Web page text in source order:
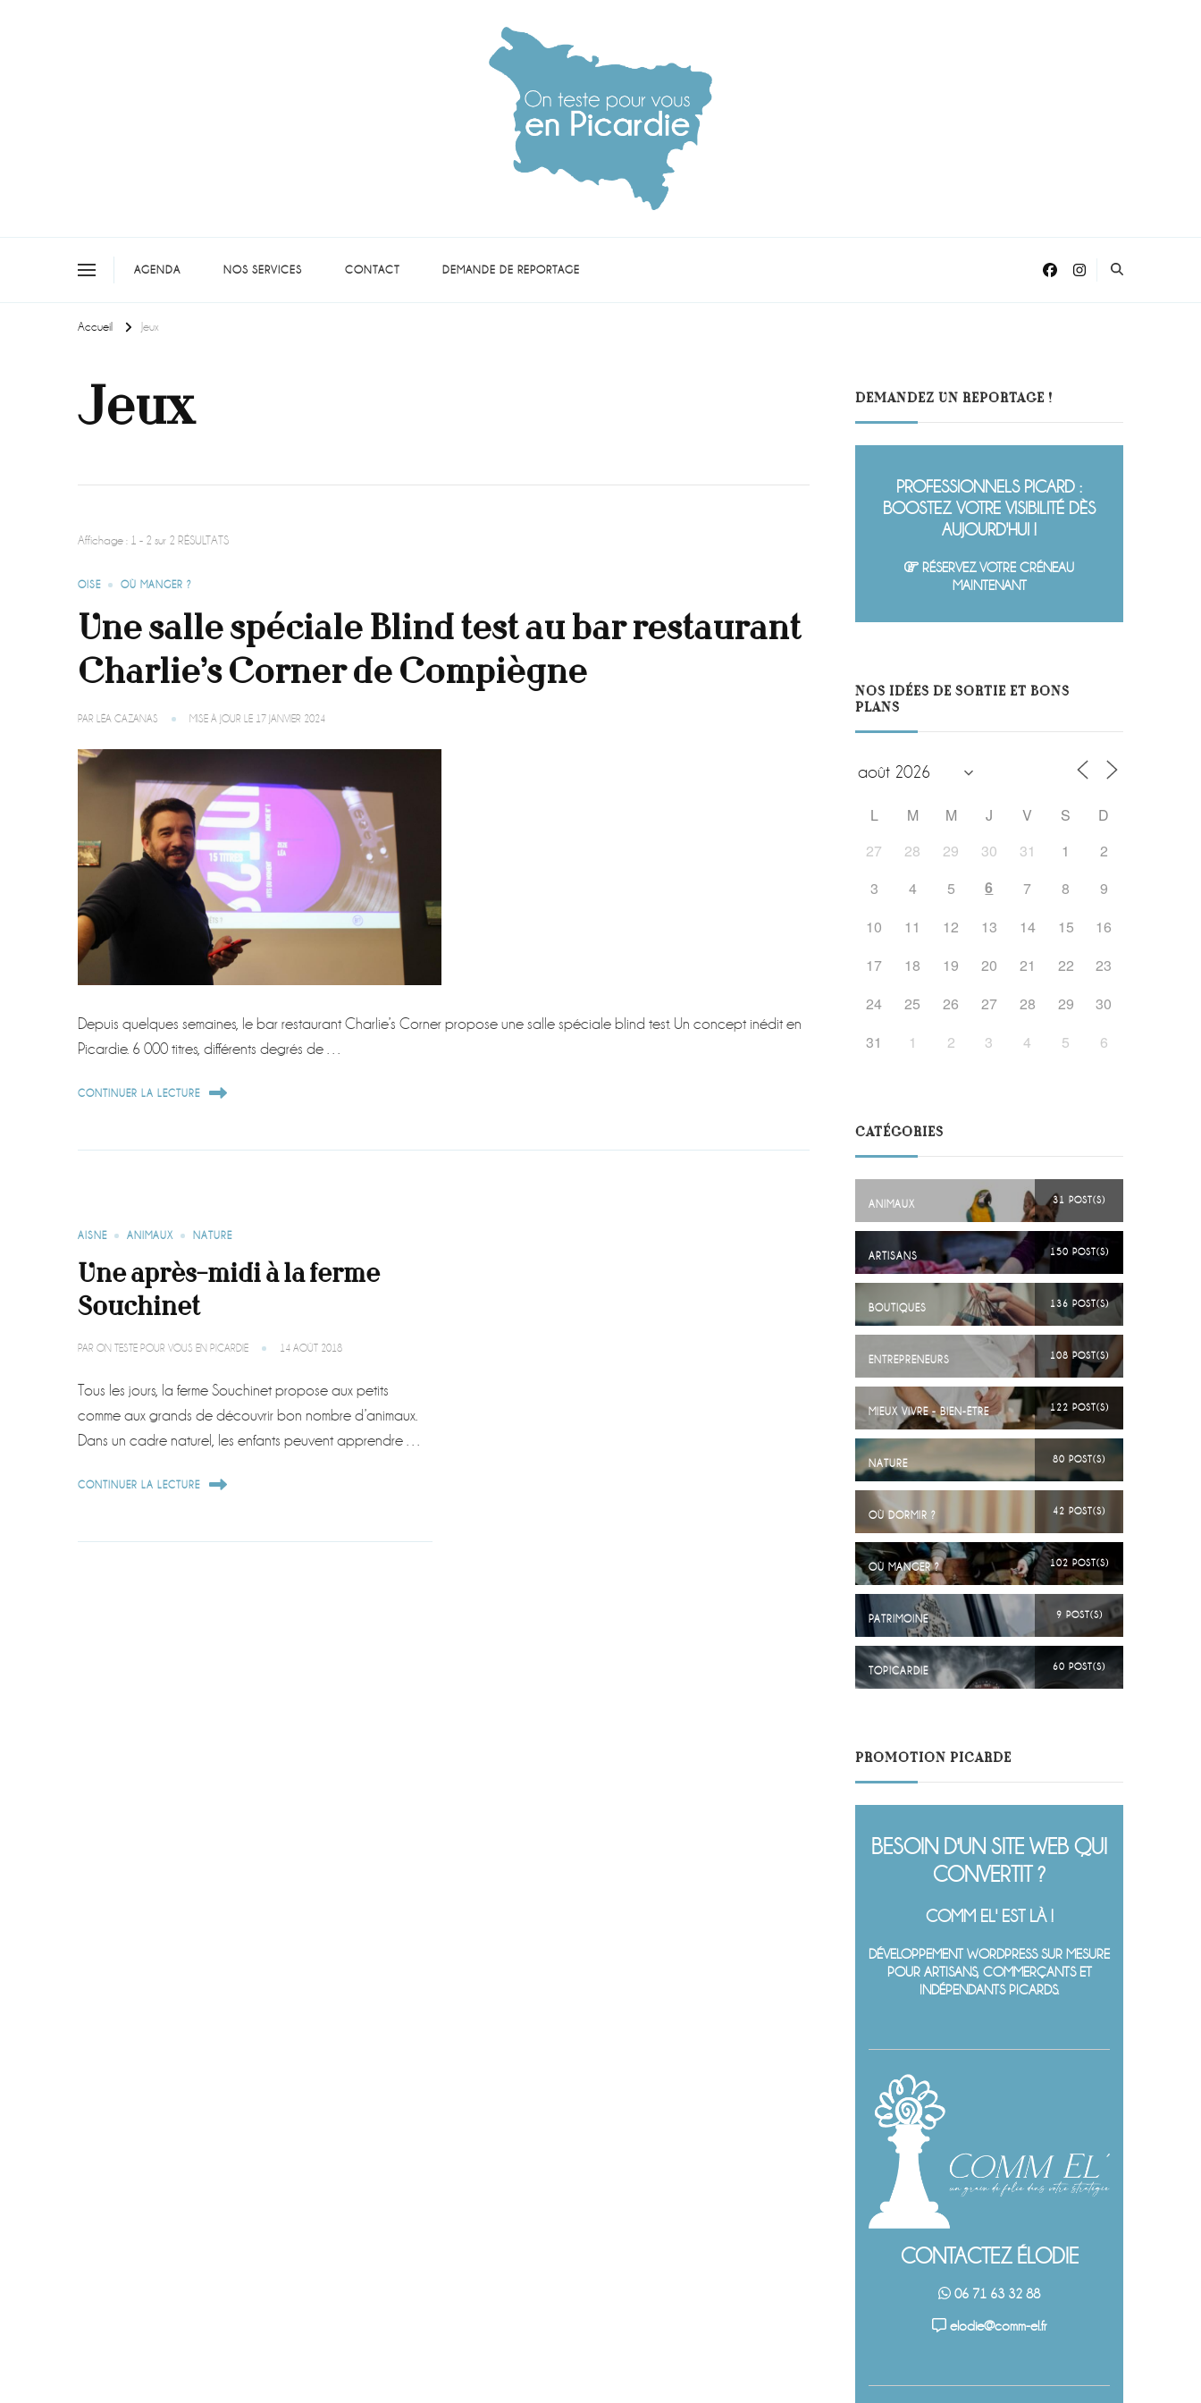
AGENDA NOS SERVICES CONTACT DEMANDE DE REPORTAGE
Accueil Jeux
Jeux
Affichage : 1 - 2 sur 2 RÉSULTATS
OISE OÙ MANGER ?
Une salle spéciale Blind test au bar restaurant
Charlie’s Corner de Compiègne
PAR LÉA CAZANAS MISE À JOUR LE 17 JANVIER 2024
Depuis quelques semaines, le bar restaurant Charlie’s Corner propose une salle spéciale blind test. Un concept inédit en
Picardie. 6 000 titres, différents degrés de …
CONTINUER LA LECTURE
AISNE ANIMAUX NATURE
Une après-midi à la ferme
Souchinet
PARON TESTE POUR VOUS EN PICARDIE 14 AOÛT 2018
Tous les jours, la ferme Souchinet propose aux petits
comme aux grands de découvrir bon nombre d’animaux.
Dans un cadre naturel, les enfants peuvent apprendre …
CONTINUER LA LECTURE
DEMANDEZ UN REPORTAGE !
PROFESSIONNELS PICARD :
BOOSTEZ VOTRE VISIBILITÉ DÈS
AUJOURD'HUI !
RÉSERVEZ VOTRE CRÉNEAU
MAINTENANT
NOS IDÉES DE SORTIE ET BONS
PLANS
L M M J V S
D
27
28 29 30 31 1
2
3
4 5 6 7 8
9
10
11 12 13 14 15
16
17
18 19 20 21 22
23
24
25 26 27 28 29
30
31
1 2 3 4 5 6
CATÉGORIES
ANIMAUX 31 POST(S)
ARTISANS 150 POST(S)
BOUTIQUES 136 POST(S)
ENTREPRENEURS 108 POST(S)
MIEUX VIVRE - BIEN-ÊTRE 122 POST(S)
NATURE 80 POST(S)
OÙ DORMIR ? 42 POST(S)
OÙ MANGER ? 102 POST(S)
PATRIMOINE 9 POST(S)
TOPICARDIE 60 POST(S)
PROMOTION PICARDE
BESOIN D'UN SITE WEB QUI
CONVERTIT ?
COMM EL' EST LÀ !
DÉVELOPPEMENT WORDPRESS SUR MESURE
POUR ARTISANS, COMMERÇANTS ET
INDÉPENDANTS PICARDS.
CONTACTEZ ÉLODIE
06 71 63 32 88
elodie@comm-el.fr